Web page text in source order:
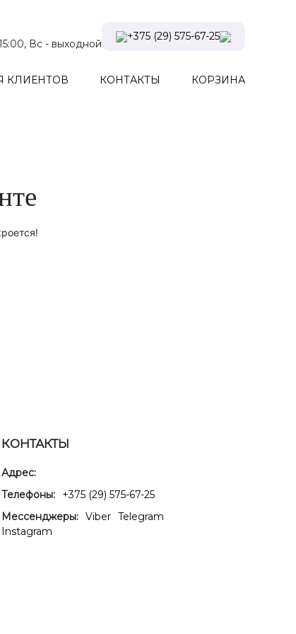
Вс - выходной
+375 (29) 575-67-25
Viber
КЛИЕНТОВ КОНТАКТЫ КОРЗИНА
КОНТАКТЫ
Адрес:
Телефоны:
+375 (29) 575-67-25
Мессенджеры: Viber Telegram
Instagram